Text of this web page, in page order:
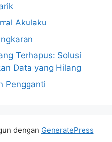
Akulaku
Terhapus: Solusi
Data yang Hilang
Pengganti
dengan GeneratePress